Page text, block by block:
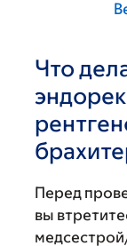
Что
Перед
вы